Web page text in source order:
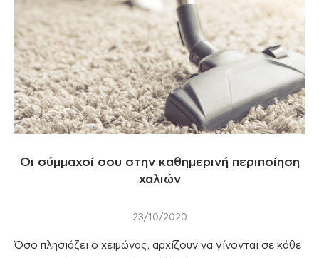
Οι σύμμαχοί σου στην καθημερινή περιποίηση
χαλιών
23/10/2020
Όσο πλησιάζει ο χειμώνας, αρχίζουν να γίνονται σε κάθε